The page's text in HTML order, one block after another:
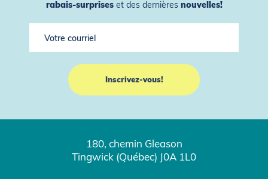
rabais-surpriseset des dernières nouvelles!
180, chemin Gleason
Tingwick (Québec) J0A 1L0